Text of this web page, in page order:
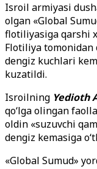
Isroil armiyasi
olgan «Global
flotiliyasiga qarshi
Flotiliya
dengiz kuchlari
kuzatildi.
Isroilning Yedioth
qo‘lga olingan
oldin «suzuvchi
dengiz kemasiga
«Global Sumud»